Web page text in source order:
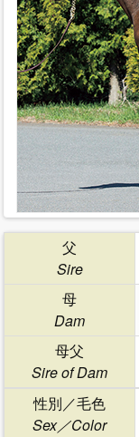
父
Sire
母
Dam
母父
Sire of Dam
性別／毛色
Sex／Color